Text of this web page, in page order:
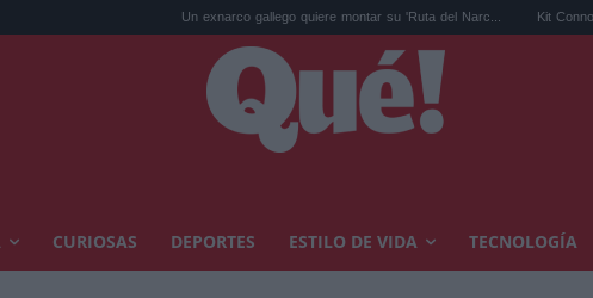
Un exnarco gallego quiere montar su 'Ruta del Narc... Kit Connor será
CURIOSAS DEPORTES ESTILO DE VIDA TECNOLOGÍA